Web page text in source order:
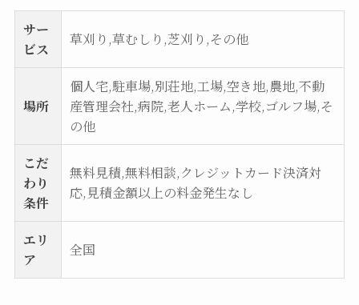
サー
ビス
草刈り,草むしり,芝刈り,その他
場所
個人宅,駐車場,別荘地,工場,空き地,農地,不動
産管理会社,病院,老人ホーム,学校,ゴルフ場,そ
の他
こだ
わり
条件
無料見積,無料相談,クレジットカード決済対
応,見積金額以上の料金発生なし
エリ
ア
全国